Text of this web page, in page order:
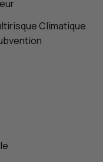
Climatique